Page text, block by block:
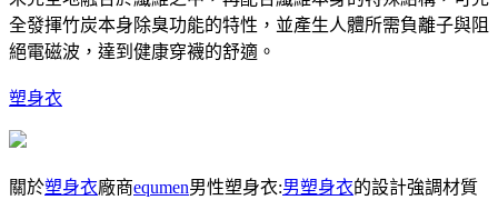
全發揮竹炭本身除臭功能的特性，並產生人體所需負離子與阻
絕電磁波，達到健康穿襪的舒適。
塑身衣
關於塑身衣廠商equmen男性塑身衣:男塑身衣的設計強調材質